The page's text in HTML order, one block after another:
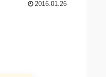
2016.01.26